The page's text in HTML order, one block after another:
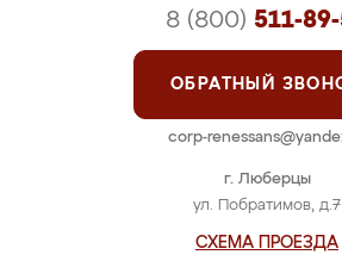
г. Люберцы
ул. Побратимов, д.7
СХЕМА ПРОЕЗДА
8 (800) 511-
ОБРАТНЫЙ
corp-